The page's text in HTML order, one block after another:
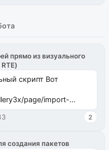
прямо из визуального
скрипт Вот
page/import-
2
создания пакетов